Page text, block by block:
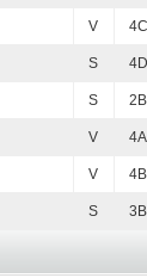
V 4C
S 4D
S 2B
V 4A
V 4B
S 3B